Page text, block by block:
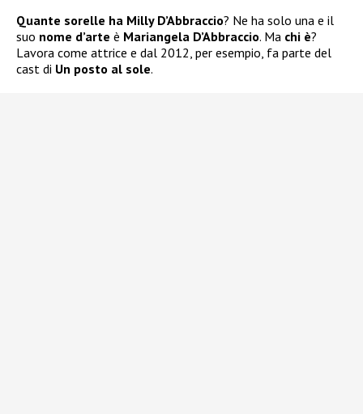
Quante sorelle ha Milly D’Abbraccio? Ne ha solo una e il
suo nome d’arte è Mariangela D’Abbraccio. Ma chi è?
Lavora come attrice e dal 2012, per esempio, fa parte del
cast di Un posto al sole.